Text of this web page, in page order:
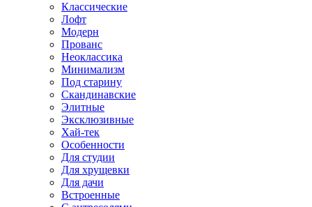
Классические
Лофт
Модерн
Прованс
Неоклассика
Минимализм
Под старину
Скандинавские
Элитные
Эксклюзивные
Хай-тек
Особенности
Для студии
Для хрущевки
Для дачи
Встроенные